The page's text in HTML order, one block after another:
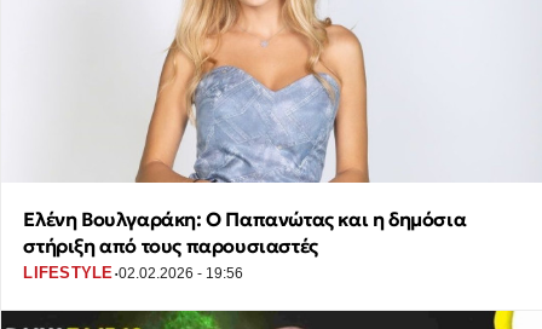
Ελένη Βουλγαράκη: Ο Παπανώτας και η δημόσια
στήριξη από τους παρουσιαστές
LIFESTYLE·02.02.2026 - 19:56